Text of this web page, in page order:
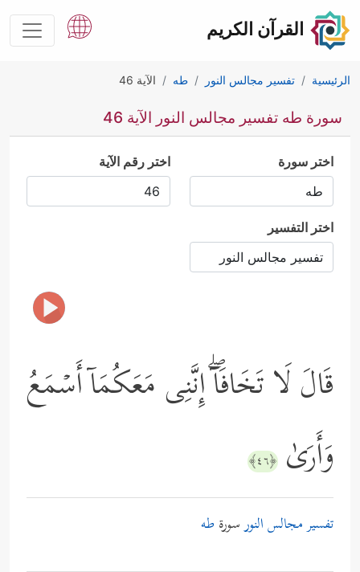
القرآن الكريم
الرئيسية تفسير مجالس النور طه الآية 46
سورة طه تفسير مجالس النور الآية 46
اختر سورة اختر رقم الآية
اختر التفسير
قَالَ لَا تَخَافَاۤۖ إِنَّنِی مَعَكُمَاۤ أَسۡمَعُ
وَأَرَىٰ ﴿٤٦﴾
تفسير مجالس النورسورة طه